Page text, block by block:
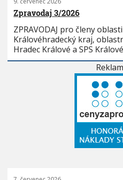
Zpravodaj 3/2026
ZPRAVODAJ pro členy
Královéhradecký kraj,
Hradec Králové a SPS